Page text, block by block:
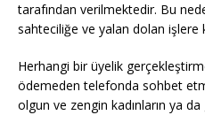
tarafından verilmektedir. Bu
sahteciliğe ve yalan dolan
Herhangi bir üyelik
ödemeden telefonda sohbet
olgun ve zengin kadınların ya